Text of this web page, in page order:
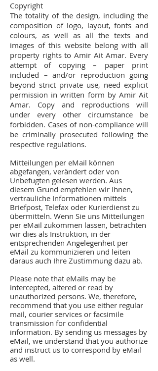
Copyright
The totality of the design, including the
composition of logo, layout, fonts and
colours, as well as all the texts and
images of this website belong with all
property rights to Amir Ait Amar. Every
attempt of copying – paper print
included – and/or reproduction going
beyond strict private use, need explicit
permission in written form by Amir Ait
Amar. Copy and reproductions will
under every other circumstance be
forbidden. Cases of non-compliance will
be criminally prosecuted following the
respective regulations.
Mitteilungen per eMail können
abgefangen, verändert oder von
Unbefugten gelesen werden. Aus
diesem Grund empfehlen wir Ihnen,
vertrauliche Informationen mittels
Briefpost, Telefax oder Kurierdienst zu
übermitteln. Wenn Sie uns Mitteilungen
per eMail zukommen lassen, betrachten
wir dies als Instruktion, in der
entsprechenden Angelegenheit per
eMail zu kommunizieren und leiten
daraus auch Ihre Zustimmung dazu ab.
Please note that eMails may be
intercepted, altered or read by
unauthorized persons. We, therefore,
recommend that you use either regular
mail, courier services or facsimile
transmission for confidential
information. By sending us messages by
eMail, we understand that you authorize
and instruct us to correspond by eMail
as well.